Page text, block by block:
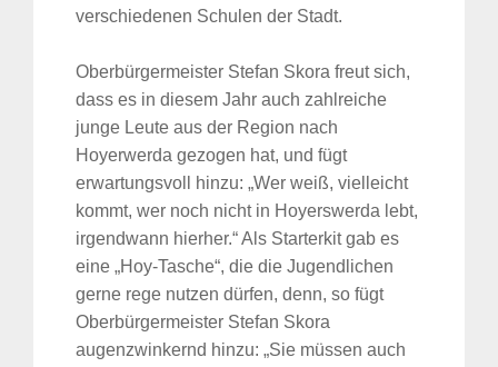
verschiedenen Schulen der Stadt.
Oberbürgermeister Stefan Skora freut sich,
dass es in diesem Jahr auch zahlreiche
junge Leute aus der Region nach
Hoyerwerda gezogen hat, und fügt
erwartungsvoll hinzu: „Wer weiß, vielleicht
kommt, wer noch nicht in Hoyerswerda lebt,
irgendwann hierher.“ Als Starterkit gab es
eine „Hoy-Tasche“, die die Jugendlichen
gerne rege nutzen dürfen, denn, so fügt
Oberbürgermeister Stefan Skora
augenzwinkernd hinzu: „Sie müssen auch